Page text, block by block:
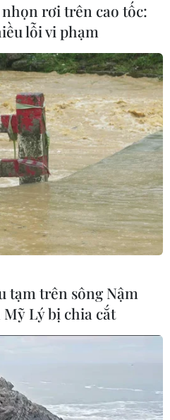
rơi trên cao tốc:
lỗi vi phạm
tạm trên sông Nậm
Lý bị chia cắt